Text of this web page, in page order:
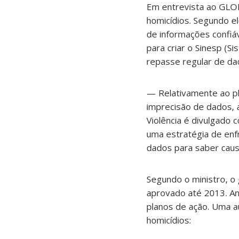
Em entrevista ao
homicídios. Segundo
de informações
para criar o Sinesp
repasse regular de
— Relativamente ao
imprecisão de dados,
Violência é divulgado
uma estratégia de
dados para saber
Segundo o ministro,
aprovado até 2013.
planos de ação. Uma
homicídios: